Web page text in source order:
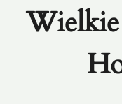
Wielkie